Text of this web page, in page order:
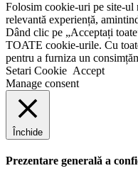
Folosim cookie-uri pe site-ul
relevantă experiență,
Dând clic pe „Acceptați
TOATE cookie-urile. Cu
pentru a furniza un
Setari Cookie Accept
Manage consent
Închide
Prezentare generală a